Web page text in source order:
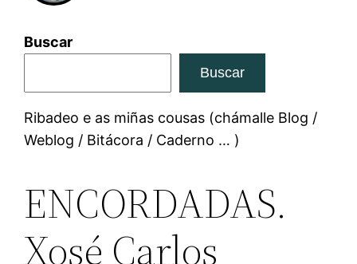
Buscar
Buscar
Ribadeo e as miñas cousas (chámalle Blog /
Weblog / Bitácora / Caderno … )
ENCORDADAS.
Xosé Carlos